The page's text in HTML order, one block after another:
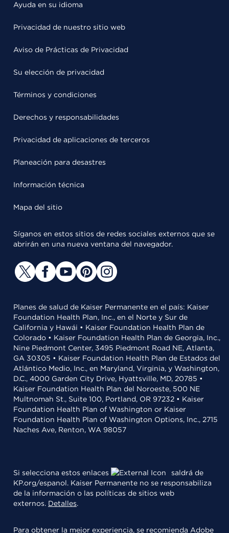
Ayuda en su idioma
Privacidad de nuestro sitio web
Aviso de Prácticas de Privacidad
Su elección de privacidad
Términos y condiciones
Derechos y responsabilidades
Privacidad de aplicaciones de terceros
Planeación para desastres
Información técnica
Mapa del sitio
Síganos en estos sitios de redes sociales externos que se
abrirán en una nueva ventana del navegador.
Planes de salud de Kaiser Permanente en el país: Kaiser
Foundation Health Plan, Inc., en el Norte y Sur de
California y Hawái • Kaiser Foundation Health Plan de
Colorado • Kaiser Foundation Health Plan de Georgia, Inc.,
Nine Piedmont Center, 3495 Piedmont Road NE, Atlanta,
GA 30305 • Kaiser Foundation Health Plan de Estados del
Atlántico Medio, Inc., en Maryland, Virginia, y Washington,
D.C., 4000 Garden City Drive, Hyattsville, MD, 20785 •
Kaiser Foundation Health Plan del Noroeste, 500 NE
Multnomah St., Suite 100, Portland, OR 97232 • Kaiser
Foundation Health Plan of Washington or Kaiser
Foundation Health Plan of Washington Options, Inc., 2715
Naches Ave, Renton, WA 98057
Si selecciona estos enlaces
saldrá de
KP.org/espanol. Kaiser Permanente no se responsabiliza
de la información o las políticas de sitios web
externos. Detalles.
Para obtener la mejor experiencia, se recomienda Adobe